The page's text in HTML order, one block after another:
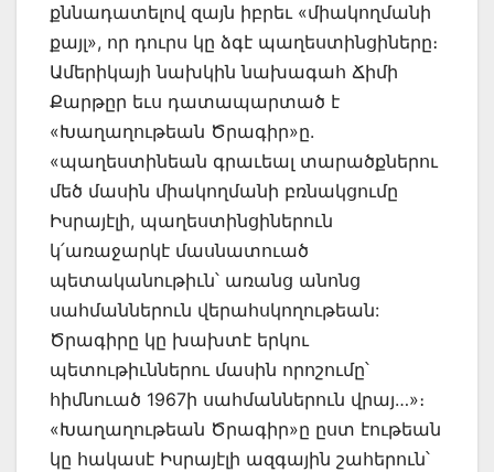
քննադատելով զայն իբրեւ «միակողմանի
քայլ», որ դուրս կը ձգէ պաղեստինցիները։
Ամերիկայի նախկին նախագահ Ճիմի
Քարթըր եւս դատապարտած է
«Խաղաղութեան Ծրագիր»ը.
«պաղեստինեան գրաւեալ տարածքներու
մեծ մասին միակողմանի բռնակցումը
Իսրայէլի, պաղեստինցիներուն
կ՛առաջարկէ մասնատուած
պետականութիւն՝ առանց անոնց
սահմաններուն վերահսկողութեան:
Ծրագիրը կը խախտէ երկու
պետութիւններու մասին որոշումը՝
հիմնուած 1967ի սահմաններուն վրայ…»։
«Խաղաղութեան Ծրագիր»ը ըստ էութեան
կը հակասէ Իսրայէլի ազգային շահերուն՝